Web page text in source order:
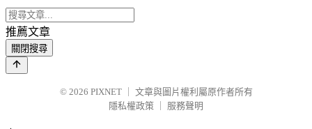
推薦文章
關閉搜尋
© 2026 PIXNET
文章與圖片權利屬原作者所有
隱私權政策
服務聲明